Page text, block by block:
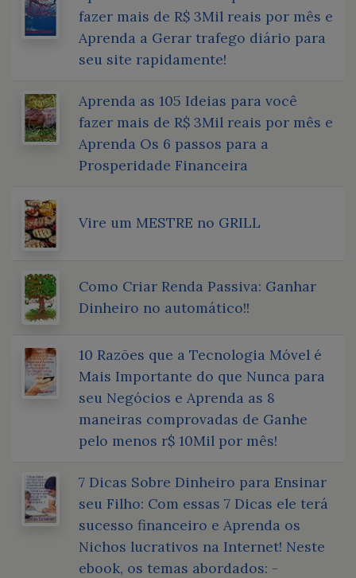
fazer mais de R$ 3Mil reais por mês e
Aprenda a Gerar trafego diário para
seu site rapidamente!
Aprenda as 105 Ideias para você
fazer mais de R$ 3Mil reais por mês e
Aprenda Os 6 passos para a
Prosperidade Financeira
Vire um MESTRE no GRILL
Como Criar Renda Passiva: Ganhar
Dinheiro no automático!!
10 Razões que a Tecnologia Móvel é
Mais Importante do que Nunca para
seu Negócios e Aprenda as 8
maneiras comprovadas de Ganhe
pelo menos r$ 10Mil por mês!
7 Dicas Sobre Dinheiro para Ensinar
seu Filho: Com essas 7 Dicas ele terá
sucesso financeiro e Aprenda os
Nichos lucrativos na Internet! Neste
ebook, os temas abordados: -